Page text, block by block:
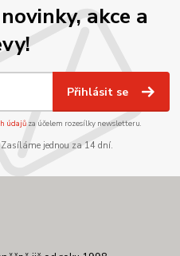
akce a
Přihlásit se
údajůza účelem rozesílky newsletteru.
jednou za 14 dní.